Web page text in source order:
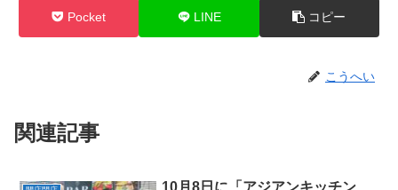
Pocket LINE コピー
こうへい
関連記事
10月8日に「アジアンキッチン